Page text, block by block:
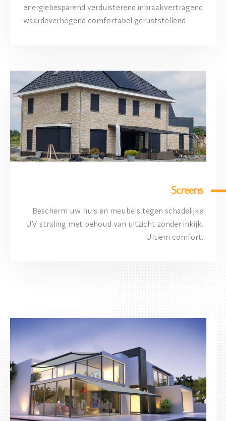
energiebesparend verduisterend inbraakvertragend
waardeverhogend comfortabel geruststellend
Screens
Bescherm uw huis en meubels tegen schadelijke
UV straling met behoud van uitzicht zonder inkijk.
Ultiem comfort.